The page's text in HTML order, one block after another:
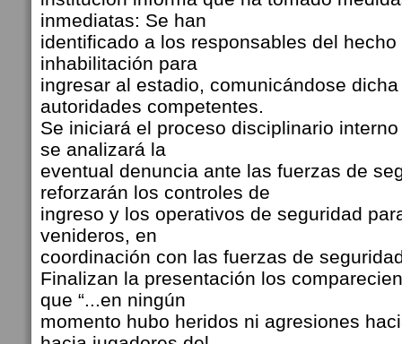
inmediatas: Se han
identificado a los responsables del
inhabilitación para
ingresar al estadio, comunicándose
autoridades competentes.
Se iniciará el proceso disciplinario
se analizará la
eventual denuncia ante las fuerzas de
reforzarán los controles de
ingreso y los operativos de seguridad
venideros, en
coordinación con las fuerzas de
Finalizan la presentación los
que “...en ningún
momento hubo heridos ni agresiones